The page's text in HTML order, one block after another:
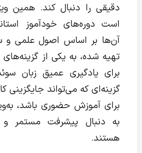
دقیقی را دنبال کند. همین
است دوره‌های خودآموز
آن‌ها بر اساس اصول علمی و
تهیه شده، به یکی از گزینه‌های
برای یادگیری عمیق زبان
گزینه‌ای که می‌تواند جایگزینی
برای آموزش حضوری باشد،
به دنبال پیشرفت مستمر و
هستند.